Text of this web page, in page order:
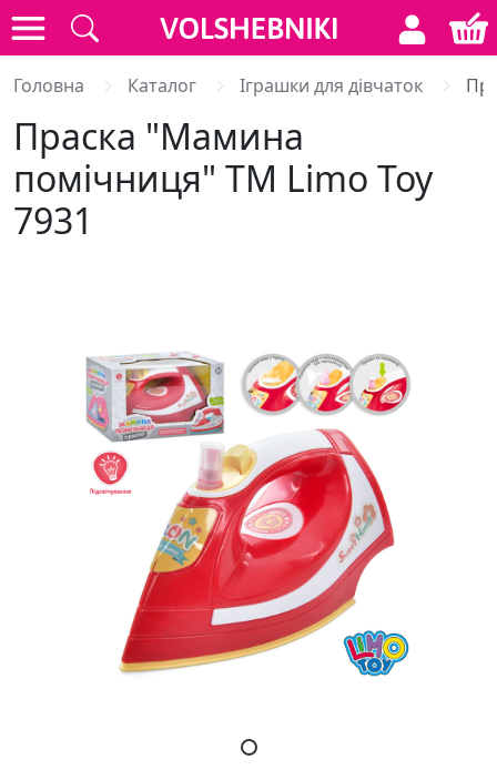
Головна Каталог Іграшки для дівчаток
Праска "Мамина
помічниця" ТМ Limo Toy
7931